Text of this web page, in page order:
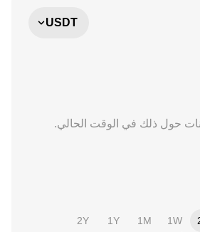
USDT
حول ذلك في الوقت الحالي.
1W
1M
1Y
2Y